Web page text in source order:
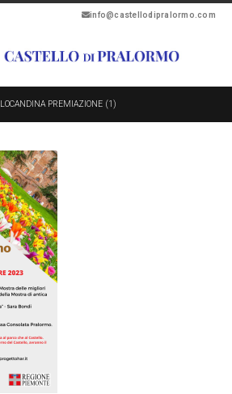
info@castellodipralormo.com
LOCANDINA PREMIAZIONE (1)